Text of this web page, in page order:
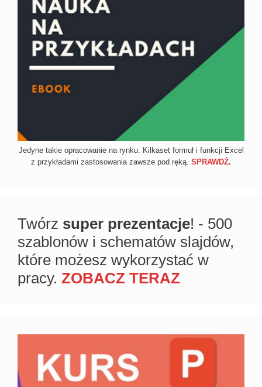
Jedyne takie opracowanie na rynku. Kilkaset formuł i funkcji Excel
z przykładami zastosowania zawsze pod ręką. SPRAWDŹ.
Twórz super prezentacje! - 500
szablonów i schematów slajdów,
które możesz wykorzystać w
pracy. ZOBACZ TERAZ